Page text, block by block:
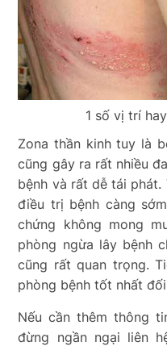
1 số vị trí
Zona thần kinh tuy là
cũng gây ra rất nhiều
bệnh và rất dễ tái phát.
điều trị bệnh càng
chứng không mong
phòng ngừa lây bệnh
cũng rất quan trọng.
phòng bệnh tốt nhất
Nếu cần thêm thông
đừng ngần ngại liên